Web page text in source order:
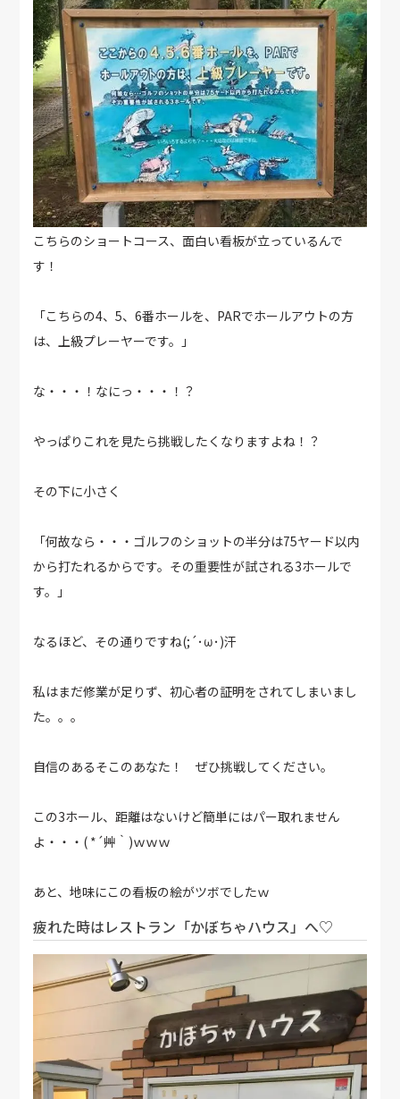
こちらのショートコース、面白い看板が立っているんで
す！
「こちらの4、5、6番ホールを、PARでホールアウトの方
は、上級プレーヤーです。」
な・・・！なにっ・・・！？
やっぱりこれを見たら挑戦したくなりますよね！？
その下に小さく
「何故なら・・・ゴルフのショットの半分は75ヤード以内
から打たれるからです。その重要性が試される3ホールで
す。」
なるほど、その通りですね(;´･ω･)汗
私はまだ修業が足りず、初心者の証明をされてしまいまし
た。。。
自信のあるそこのあなた！ ぜひ挑戦してください。
この3ホール、距離はないけど簡単にはパー取れません
よ・・・( *´艸｀)ｗｗｗ
あと、地味にこの看板の絵がツボでしたｗ
疲れた時はレストラン「かぼちゃハウス」へ♡